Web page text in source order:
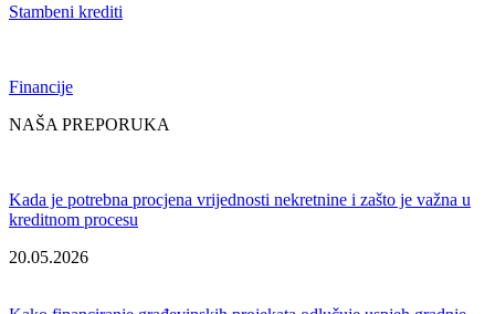
Stambeni krediti
Financije
NAŠA PREPORUKA
Kada je potrebna procjena vrijednosti nekretnine i zašto je važna u
kreditnom procesu
20.05.2026